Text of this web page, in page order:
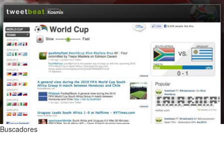
Buscadores